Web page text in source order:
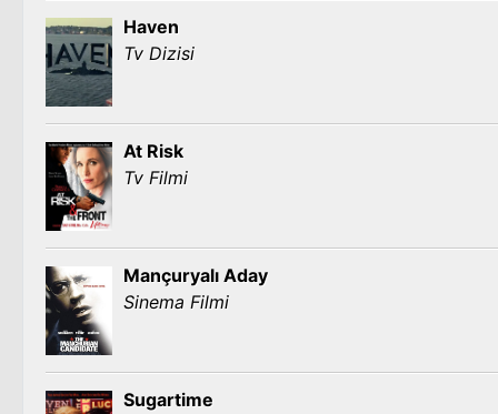
Haven
Tv Dizisi
At Risk
Tv Filmi
Mançuryalı Aday
Sinema Filmi
Sugartime